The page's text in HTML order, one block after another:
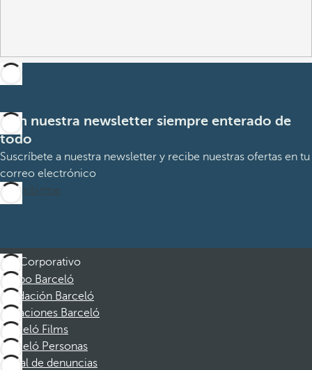
Con nuestra newsletter siempre enterado de
todo
Suscríbete a nuestra newsletter y recibe nuestras ofertas en tu
correo electrónico
Suscribirme
Corporativo
Grupo Barceló
Fundación Barceló
Vacaciones Barceló
Barceló Films
Barceló Personas
Canal de denuncias